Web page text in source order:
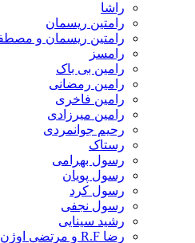
رامتین ریسمان
رامتین ریسمان و مصطفی باقری
رامسز
رامین بی باک
رامین رمضانی
رامین فاخری
رامین میرزادی
رحیم جوانمردی
رستاک
رسول بهرامی
رسول پویان
رسول کرد
رسول نجفی
رشید سینایی